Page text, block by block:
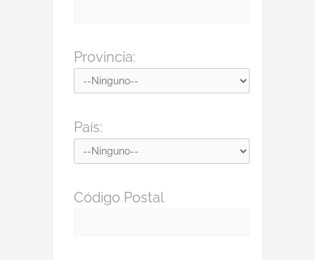
Provincia:
País:
Código Postal